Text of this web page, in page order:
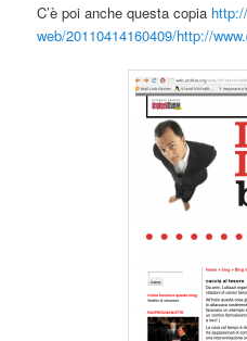
C’è poi anche questa copia
web/20110414160409/http://www.